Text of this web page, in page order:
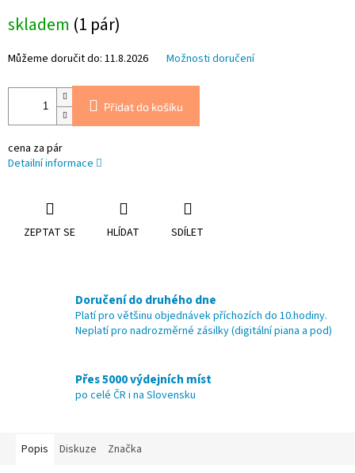
cena:
skladem (1 pár)
Můžeme doručit do: 11.8.2026 Možnosti doručení
Přidat do košíku
cena za pár
Detailní informace
ZEPTAT SE HLÍDAT SDÍLET
Doručení do druhého dne
Platí pro většinu objednávek příchozích do 10.hodiny.
Neplatí pro nadrozměrné zásilky (digitální piana a pod)
Přes 5000 výdejních míst
po celé ČR i na Slovensku
Popis Diskuze Značka